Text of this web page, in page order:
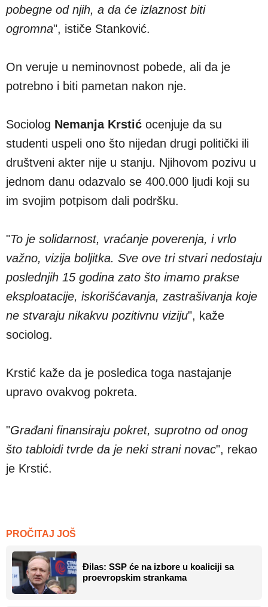
pobegne od njih, a da će izlaznost biti
ogromna", ističe Stanković.
On veruje u neminovnost pobede, ali da je
potrebno i biti pametan nakon nje.
Sociolog Nemanja Krstić ocenjuje da su
studenti uspeli ono što nijedan drugi politički ili
društveni akter nije u stanju. Njihovom pozivu u
jednom danu odazvalo se 400.000 ljudi koji su
im svojim potpisom dali podršku.
"To je solidarnost, vraćanje poverenja, i vrlo
važno, vizija boljitka. Sve ove tri stvari nedostaju
poslednjih 15 godina zato što imamo prakse
eksploatacije, iskorišćavanja, zastrašivanja koje
ne stvaraju nikakvu pozitivnu viziju", kaže
sociolog.
Krstić kaže da je posledica toga nastajanje
upravo ovakvog pokreta.
"Građani finansiraju pokret, suprotno od onog
što tabloidi tvrde da je neki strani novac", rekao
je Krstić.
PROČITAJ JOŠ
Đilas: SSP će na izbore u koaliciji sa
proevropskim strankama